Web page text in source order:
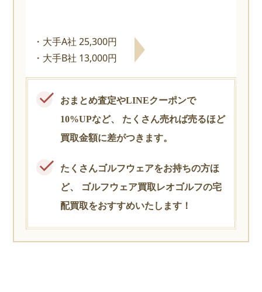
大手A社 25,300円
大手B社 13,000円
おまとめ査定やLINEクーポンで
10%UPなど、
たくさん売れば売るほど
買取金額に差がつきます。
たくさんゴルフウェアをお持ちの方ほ
ど、
ゴルフウェア買取レオゴルフの宅
配買取をおすすめいたします！